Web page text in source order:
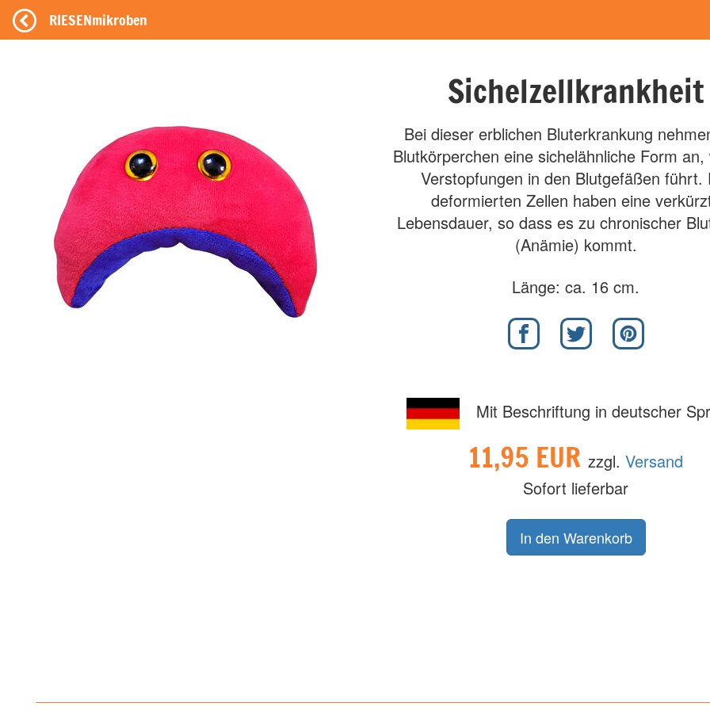
RIESENmikroben
Sichelzellkrankheit
Bei dieser erblichen Bluterkrankung
Blutkörperchen eine sichelähnliche Form an,
Verstopfungen in den Blutgefäßen führt.
deformierten Zellen haben eine
Lebensdauer, so dass es zu chronischer
(Anämie) kommt.
Länge: ca. 16 cm.
Mit Beschriftung in deutscher
11,95 EURzzgl.Versand
Sofort lieferbar